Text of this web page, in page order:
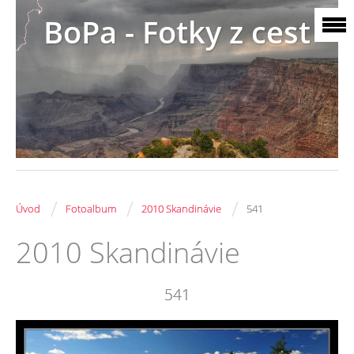
BoPa - Fotky z cest
Úvod / Fotoalbum / 2010 Skandinávie / 541
2010 Skandinávie
541